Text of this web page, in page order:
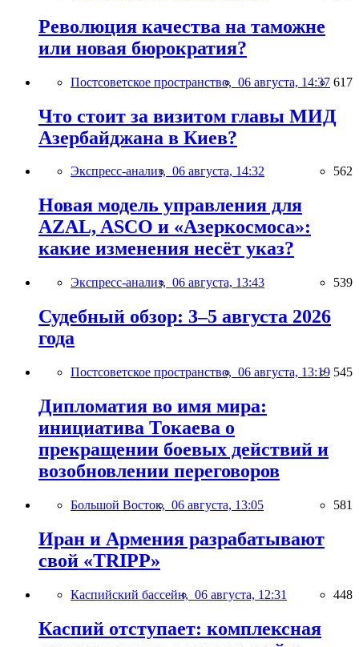
Революция качества на таможне
или новая бюрократия?
Постсоветское пространство, 06 августа, 14:37 617
Что стоит за визитом главы МИД
Азербайджана в Киев?
Экспресс-анализ, 06 августа, 14:32 562
Новая модель управления для
AZAL, ASCO и «Азеркосмоса»:
какие изменения несёт указ?
Экспресс-анализ, 06 августа, 13:43 539
Судебный обзор: 3–5 августа 2026
года
Постсоветское пространство, 06 августа, 13:19 545
Дипломатия во имя мира:
инициатива Токаева о
прекращении боевых действий и
возобновлении переговоров
Большой Восток, 06 августа, 13:05 581
Иран и Армения разрабатывают
свой «TRIPP»
Каспийский бассейн, 06 августа, 12:31 448
Каспий отступает: комплексная